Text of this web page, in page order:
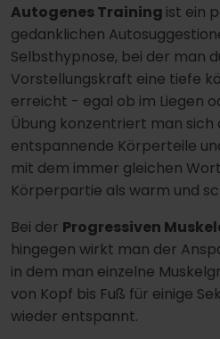
Autogenes Training ist ein
gedanklichen
Selbsthypnose, bei der man
Vorstellungskraft eine tiefe
erreicht - egal ob im Liegen
Übung konzentriert man sich
entspannende Körperteile
mit dem immer gleichen
Körperpartie als warm und
Bei der Progressiven
hingegen wirkt man der
in dem man einzelne
von Kopf bis Fuß für einige
wieder entspannt.